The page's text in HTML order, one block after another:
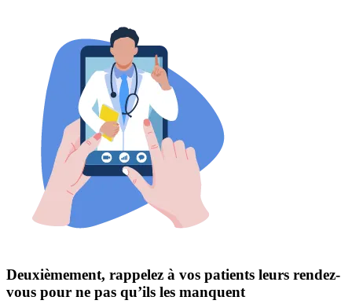
Deuxièmement, rappelez à vos patients leurs rendez-
vous pour ne pas qu’ils les manquent